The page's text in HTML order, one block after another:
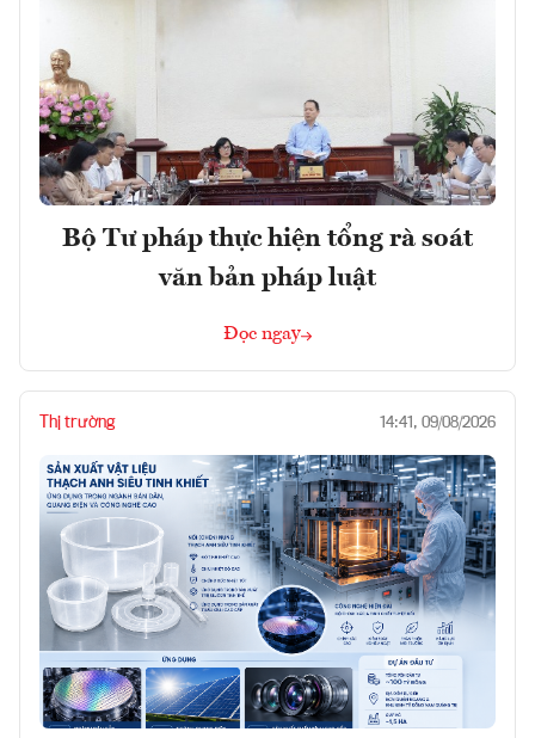
Bộ Tư pháp thực hiện tổng rà soát
văn bản pháp luật
Đọc ngay
Thị trường 14:41, 09/08/2026